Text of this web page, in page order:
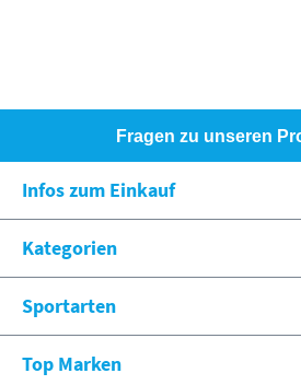
Fragen zu unseren
Infos zum Einkauf
Kategorien
Sportarten
Top Marken